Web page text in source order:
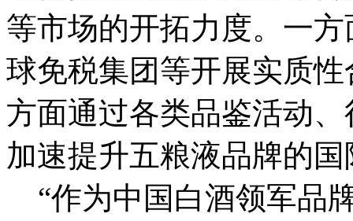
等市场的开拓力度。一
球免税集团等开展实质
方面通过各类品鉴活动
加速提升五粮液品牌的
“作为中国白酒领军品